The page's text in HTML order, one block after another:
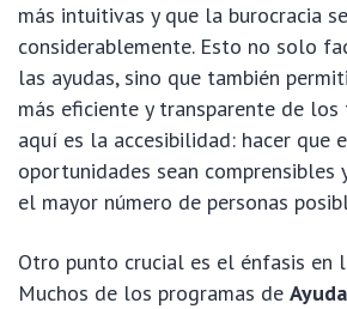
más intuitivas y que la burocracia
considerablemente. Esto no solo
las ayudas, sino que también
más eficiente y transparente de
aquí es la accesibilidad: hacer que
oportunidades sean comprensibles
el mayor número de personas
Otro punto crucial es el énfasis en
Muchos de los programas de